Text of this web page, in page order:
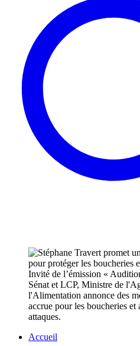
Invité de l’émission «
Sénat et LCP, Ministre de
l'Alimentation annonce des
accrue pour les boucheries et
attaques.
Accueil